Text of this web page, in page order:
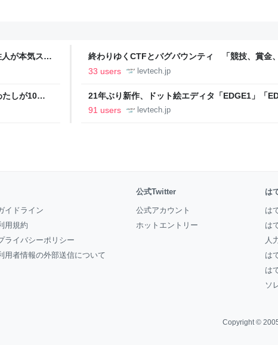
が本気スキ
京・中央
終わりゆくCTFとバグバウンティ 「競技、賞金
ること【フォーカス】 - レバテックLAB
33 users levtech.jp
しが10年
21年ぶり新作、ドット絵エディタ「EDGE1」「
ついて作者に聞く【フォーカス】 - レバテックLAB
91 users levtech.jp
イドライン
用規約
ライバシーポリシー
用者情報の外部送信について
公式Twitter
公式アカウント
ホットエントリー
は
は
は
人
は
は
ソ
Copyright ©